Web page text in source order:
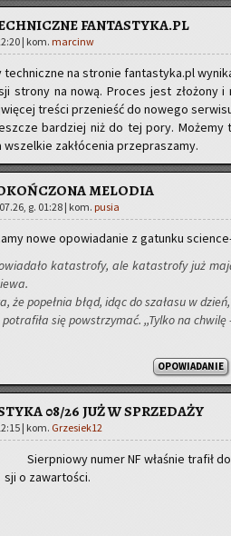
FANTASTYKA.PL
| kom. marcinw
na stro­nie fantastyka.pl
stro­ny na nową. Pro­ces jest zło­żo­ny i
tre­ści prze­nieść do no­we­go
bar­dziej niż do tej pory.
wszel­kie za­kłó­ce­nia prze­pra­sza­my.
MELODIA
g. 01:28| kom. pusia
nowe opo­wia­da­nie z ga­tun­ku
ka­ta­stro­fy, ale ka­ta­stro­fy już
że po­peł­nia błąd, idąc do sza­ła­su w
się po­wstrzy­mać. ,,Tylko na
OPOWIADANIE
08/26 JUŻ W SPRZEDAŻY
| kom. Grzesiek12
Sierp­nio­wy numer NF wła­śnie tra­fił
sji o za­war­to­ści.